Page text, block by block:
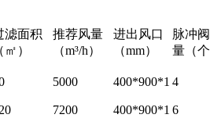
滤面积
㎡）
推荐风量
（m³/h）
进出风口
（mm）
脉冲
量（
5000 400*900*1 4
7200 400*900*1 6